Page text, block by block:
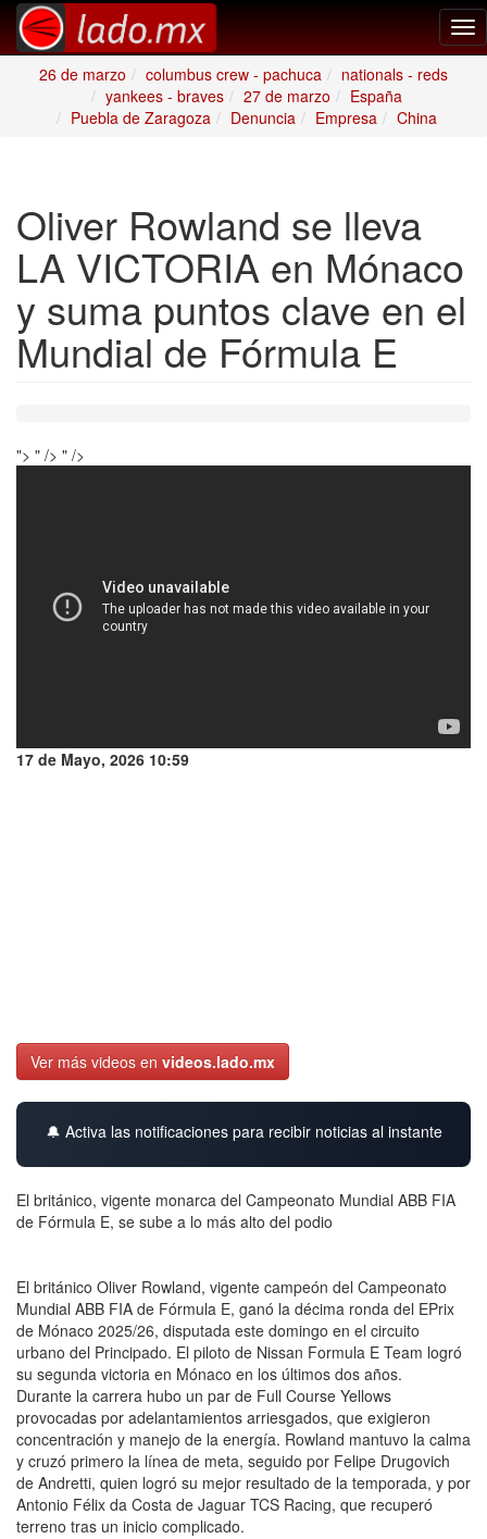
26 de marzo
columbus crew - pachuca
nationals - reds
yankees - braves
27 de marzo
España
Puebla de Zaragoza
Denuncia Empresa China
Oliver Rowland se lleva
LA VICTORIA en Mónaco
y suma puntos clave en el
Mundial de Fórmula E
"> " /> " />
17 de Mayo, 2026 10:59
Ver más videos en videos.lado.mx
🔔 Activa las notificaciones para recibir noticias al instante
El británico, vigente monarca del Campeonato Mundial ABB FIA
de Fórmula E, se sube a lo más alto del podio
El británico Oliver Rowland, vigente campeón del Campeonato
Mundial ABB FIA de Fórmula E, ganó la décima ronda del EPrix
de Mónaco 2025/26, disputada este domingo en el circuito
urbano del Principado. El piloto de Nissan Formula E Team logró
su segunda victoria en Mónaco en los últimos dos años.
Durante la carrera hubo un par de Full Course Yellows
provocadas por adelantamientos arriesgados, que exigieron
concentración y manejo de la energía. Rowland mantuvo la calma
y cruzó primero la línea de meta, seguido por Felipe Drugovich
de Andretti, quien logró su mejor resultado de la temporada, y por
Antonio Félix da Costa de Jaguar TCS Racing, que recuperó
terreno tras un inicio complicado.